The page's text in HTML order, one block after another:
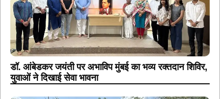
डॉ. आंबेडकर जयंती पर अभाविप मुंबई का भव्य रक्तदान शिविर,
युवाओं ने दिखाई सेवा भावना